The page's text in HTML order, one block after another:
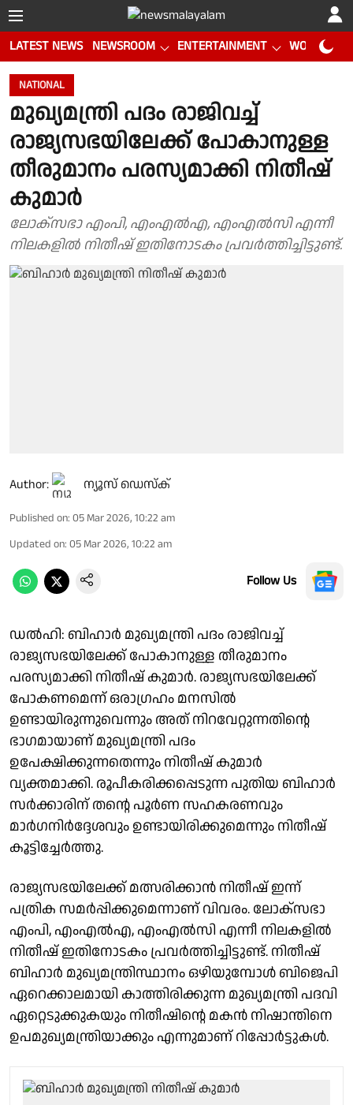
LATEST NEWS NEWSROOM ENTERTAINMENT WORLD CUP
NATIONAL
മുഖ്യമന്ത്രി പദം രാജിവച്ച്
രാജ്യസഭയിലേക്ക് പോകാനുള്ള
തീരുമാനം പരസ്യമാക്കി നിതീഷ്
കുമാർ
ലോക്‌സഭാ എംപി, എംഎൽഎ, എംഎൽസി എന്നീ
നിലകളിൽ നിതീഷ് ഇതിനോടകം പ്രവർത്തിച്ചിട്ടുണ്ട്.
Author: ന്യൂസ് ഡെസ്ക്
Published on: 05 Mar 2026, 10:22 am
Updated on: 05 Mar 2026, 10:22 am
Follow Us
ഡൽഹി: ബിഹാർ മുഖ്യമന്ത്രി പദം രാജിവച്ച്
രാജ്യസഭയിലേക്ക് പോകാനുള്ള തീരുമാനം
പരസ്യമാക്കി നിതീഷ് കുമാർ. രാജ്യസഭയിലേക്ക്
പോകണമെന്ന് ഒരാഗ്രഹം മനസിൽ
ഉണ്ടായിരുന്നുവെന്നും അത് നിറവേറ്റുന്നതിൻ്റെ
ഭാഗമായാണ് മുഖ്യമന്ത്രി പദം
ഉപേക്ഷിക്കുന്നതെന്നും നിതീഷ് കുമാർ
വ്യക്തമാക്കി. രൂപീകരിക്കപ്പെടുന്ന പുതിയ ബിഹാർ
സർക്കാരിന് തൻ്റെ പൂർണ സഹകരണവും
മാർഗനിർദ്ദേശവും ഉണ്ടായിരിക്കുമെന്നും നിതീഷ്
കൂട്ടിച്ചേർത്തു.
രാജ്യസഭയിലേക്ക് മത്സരിക്കാൻ നിതീഷ് ഇന്ന്
പത്രിക സമർപ്പിക്കുമെന്നാണ് വിവരം. ലോക്‌സഭാ
എംപി, എംഎൽഎ, എംഎൽസി എന്നീ നിലകളിൽ
നിതീഷ് ഇതിനോടകം പ്രവർത്തിച്ചിട്ടുണ്ട്. നിതീഷ്
ബിഹാർ മുഖ്യമന്ത്രിസ്ഥാനം ഒഴിയുമ്പോൾ ബിജെപി
ഏറെക്കാലമായി കാത്തിരിക്കുന്ന മുഖ്യമന്ത്രി പദവി
ഏറ്റെടുക്കുകയും നിതീഷിൻ്റെ മകൻ നിഷാന്തിനെ
ഉപമുഖ്യമന്ത്രിയാക്കും എന്നുമാണ് റിപ്പോർട്ടുകൾ.